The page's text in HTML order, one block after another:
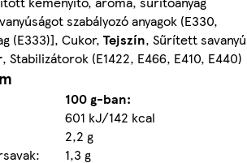
szabályozó anyagok (E330,
(E333)], Cukor, Tejszín, Sűrített savanyú
, Stabilizátorok (E1422, E466, E410, E440)
100 g-ban:
601 kJ/142 kcal
2,2 g
1,3 g